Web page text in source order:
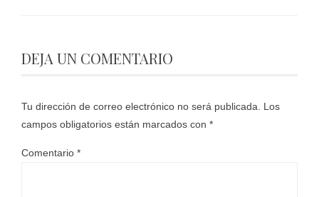
DEJA UN COMENTARIO
Tu dirección de correo electrónico no será publicada.
Los
campos obligatorios están marcados con *
Comentario *